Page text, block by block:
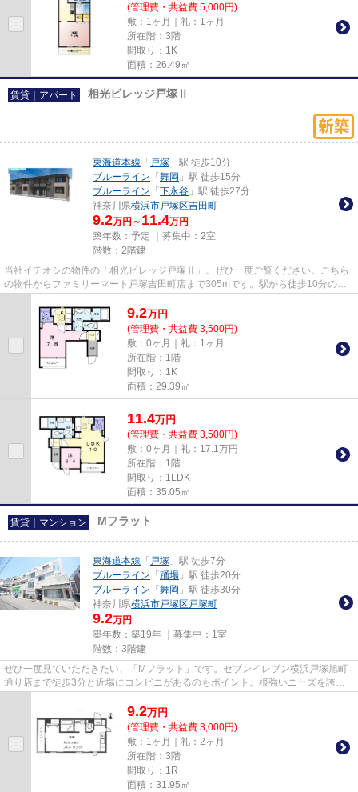
(管理費・共益費 5,000円)
敷：1ヶ月｜礼：1ヶ月
所在階：3階
間取り：1K
面積：26.49㎡
賃貸｜アパート 相光ビレッジ戸塚Ⅱ
東海道本線 「 戸塚 」駅 徒歩10分
ブルーライン 「 舞岡 」駅 徒歩15分
ブルーライン 「 下永谷 」駅 徒歩27分
神奈川県横浜市戸塚区吉田町
9.2万円～ 11.4万円
築年数：予定 ｜募集中： 2室
階数：2階建
当社イチオシの物件の「相光ビレッジ戸塚Ⅱ」。ぜひ一度ご覧ください。こちら
の物件からファミリーマート戸塚吉田町店まで305mです。駅から徒歩10分の物
9.2万円
(管理費・共益費 3,500円)
敷：0ヶ月｜礼：1ヶ月
所在階：1階
間取り：1K
面積：29.39㎡
11.4万円
(管理費・共益費 3,500円)
敷：0ヶ月｜礼：17.1万円
所在階：1階
間取り：1LDK
面積：35.05㎡
賃貸｜マンション Mフラット
東海道本線 「 戸塚 」駅 徒歩7分
ブルーライン 「 踊場 」駅 徒歩20分
ブルーライン 「 舞岡 」駅 徒歩30分
神奈川県横浜市戸塚区 戸塚町
9.2万円
築年数：築19年 ｜募集中： 1室
階数：3階建
ぜひ一度見ていただきたい、「Mフラット」です。セブンイレブン横浜戸塚旭町
通り店まで徒歩3分と近場にコンビニがあるのもポイント。根強いニーズを誇る
9.2万円
(管理費・共益費 3,000円)
敷：1ヶ月｜礼：2ヶ月
所在階：3階
間取り：1R
面積：31.95㎡